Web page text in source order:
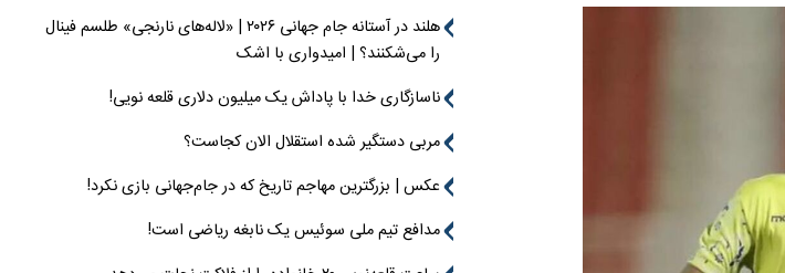
هلند در آستانه جام جهانی ۲۰۲۶ | «لاله‌های نارنجی» طلسم فینال
را می‌شکنند؟ | امیدواری با اشک
ناسازگاری خدا با پاداش یک میلیون دلاری قلعه نویی!
مربی دستگیر شده استقلال الان کجاست؟
عکس | بزرگترین مهاجم تاریخ که در جام‌جهانی بازی نکرد!
مدافع تیم ملی سوئیس یک نابغه ریاضی است!